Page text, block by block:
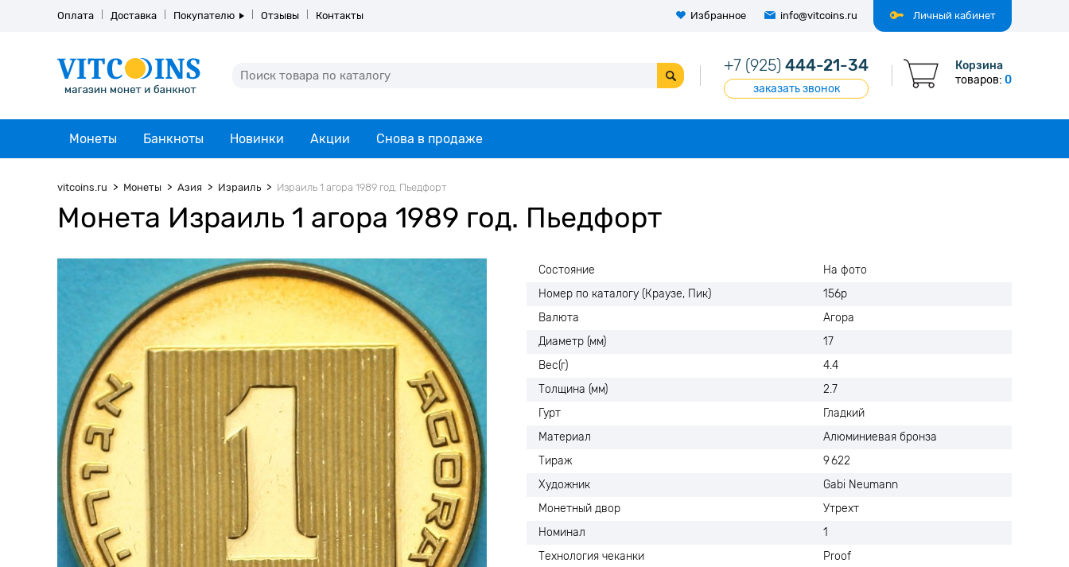
Личный кабинет
Оплата Доставка Покупателю Отзывы Контакты Избранное info@vitcoins.ru
+7 (925) 444-21-34
заказать звонок
Корзина
товаров: 0
Монеты Банкноты Новинки Акции Снова в продаже
vitcoins.ru Монеты Азия Израиль Израиль 1 агора 1989 год. Пьедфорт
Монета Израиль 1 агора 1989 год. Пьедфорт
Состояние
На фото
Номер по каталогу (Краузе, Пик)
156p
Валюта
Агора
Диаметр (мм)
17
Вес(г)
4.4
Толщина (мм)
2.7
Гурт
Гладкий
Материал
Алюминиевая бронза
Тираж
9 622
Художник
Gabi Neumann
Монетный двор
Утрехт
Номинал
1
Технология чеканки
Proof